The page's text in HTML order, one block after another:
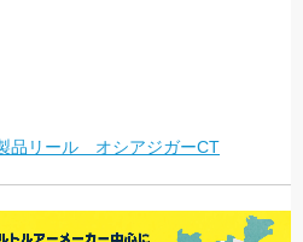
品リール オシアジガーCT